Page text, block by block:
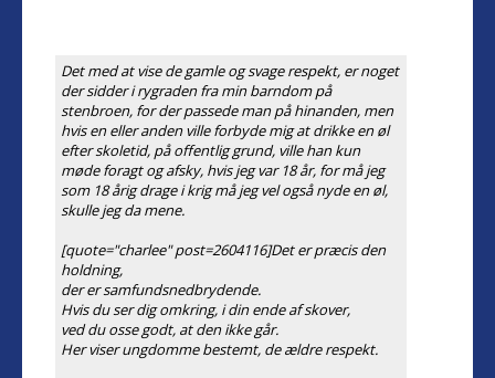
Det med at vise de gamle og svage respekt, er noget
der sidder i rygraden fra min barndom på
stenbroen, for der passede man på hinanden, men
hvis en eller anden ville forbyde mig at drikke en øl
efter skoletid, på offentlig grund, ville han kun
møde foragt og afsky, hvis jeg var 18 år, for må jeg
som 18 årig drage i krig må jeg vel også nyde en øl,
skulle jeg da mene.
[quote="charlee" post=2604116]Det er præcis den
holdning,
der er samfundsnedbrydende.
Hvis du ser dig omkring, i din ende af skover,
ved du osse godt, at den ikke går.
Her viser ungdomme bestemt, de ældre respekt.